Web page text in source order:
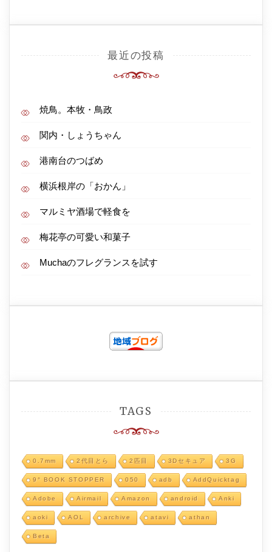
最近の投稿
焼鳥。本牧・鳥政
関内・しょうちゃん
港南台のつばめ
横浜根岸の「おかん」
マルミヤ酒場で軽食を
梅花亭の可愛い和菓子
Muchaのフレグランスを試す
TAGS
0.7mm 2代目とら 2匹目 3Dセキュア 3G
9° BOOK STOPPER 050 adb AddQuicktag
Adobe Airmail Amazon android Anki
aoki AOL archive atavi athan
Beta